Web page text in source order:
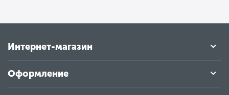
Интернет-магазин
Оформление